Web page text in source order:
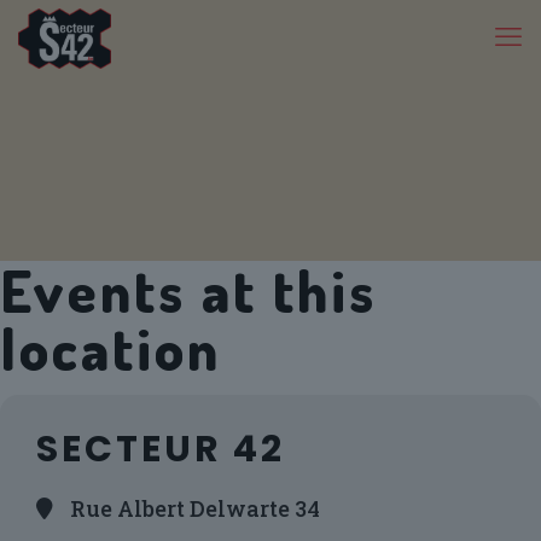
Events at this
location
SECTEUR 42
Rue Albert Delwarte 34